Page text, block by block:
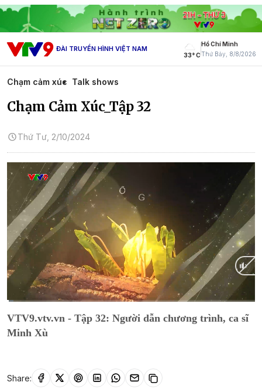
ĐÀI TRUYỀN HÌNH VIỆT NAM
33° C
Hồ Chí Minh
Thứ Bảy, 8/8/2026
Chạm cảm xúc Talk shows
Chạm Cảm Xúc_Tập 32
Thứ Tư, 2/10/2024
Time
VTV9.vtv.vn - Tập 32: Người dẫn chương trình, ca sĩ
Minh Xù
Share: